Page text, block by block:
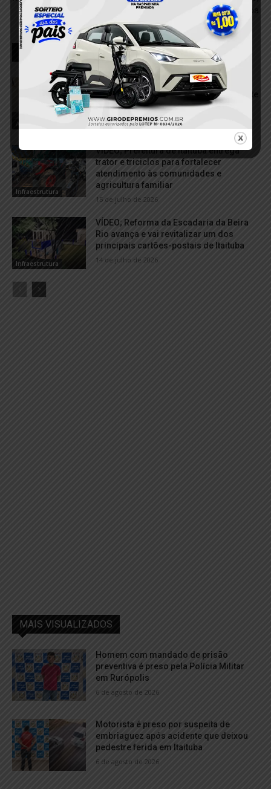
em Itaituba
RELACIONADOS
Polícia Militar apreende motocicletas
com escapamentos adulterados durante
cavalgada em Jacareacanga
3 de agosto de 2026
Infraestrutura
VÍDEO; Prefeitura de Itaituba entrega
trator e triciclos para fortalecer
atendimento às comunidades e
agricultura familiar
15 de julho de 2026
Infraestrutura
VÍDEO; Reforma da Escadaria da Beira
Rio avança e vai revitalizar um dos
principais cartões-postais de Itaituba
14 de julho de 2026
MAIS VISUALIZADOS
Homem com mandado de prisão
preventiva é preso pela Polícia Militar
em Rurópolis
6 de agosto de 2026
Motorista é preso por suspeita de
embriaguez após acidente que deixou
pedestre ferida em Itaituba
6 de agosto de 2026